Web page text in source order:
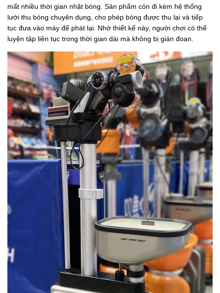
mất nhiều thời gian nhặt bóng. Sản phẩm còn đi kèm hệ thống
lưới thu bóng chuyên dụng, cho phép bóng được thu lại và tiếp
tục đưa vào máy để phát lại. Nhờ thiết kế này, người chơi có thể
luyện tập liên tục trong thời gian dài mà không bị gián đoạn.